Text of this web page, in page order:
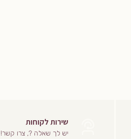
יש לך שאלה ?, צרו קשר!
שירות לקוחות